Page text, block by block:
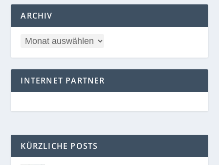
ARCHIV
INTERNET PARTNER
KÜRZLICHE POSTS